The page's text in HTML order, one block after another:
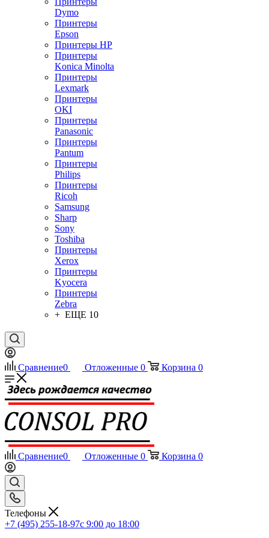
Dymo
Принтеры
Epson
Принтеры HP
Принтеры
Konica Minolta
Принтеры
Lexmark
Принтеры
OKI
Принтеры
Panasonic
Принтеры
Pantum
Принтеры
Philips
Принтеры
Ricoh
Samsung
Sharp
Sony
Toshiba
Принтеры
Xerox
Принтеры
Kyocera
Принтеры
Zebra
+ ЕЩЕ 10
Сравнение0 Отложенные 0 Корзина 0
Сравнение0 Отложенные 0 Корзина 0
Телефоны
+7 (495) 255-18-97с 9:00 до 18:00